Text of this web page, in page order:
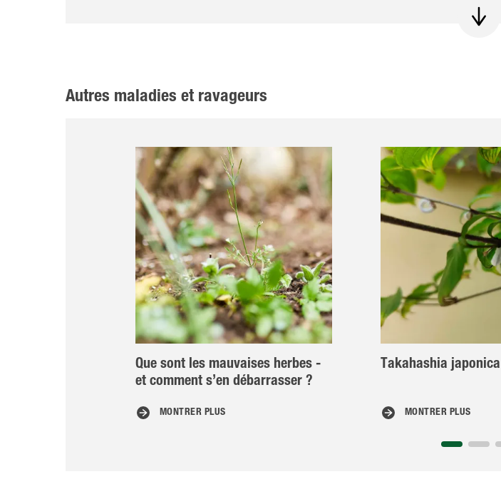
Autres maladies et ravageurs
Que sont les mauvaises herbes -
et comment s’en débarrasser ?
MONTRER PLUS
Takahashia japonica
MONTRER PLUS